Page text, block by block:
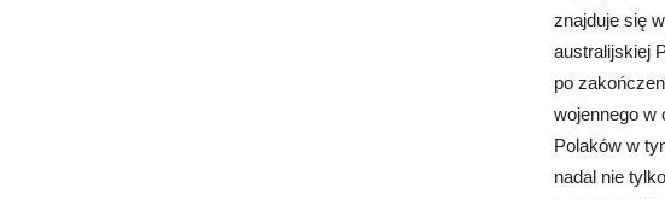
znajduje się
australijskiej
po
wojennego w
Polaków w
nadal nie